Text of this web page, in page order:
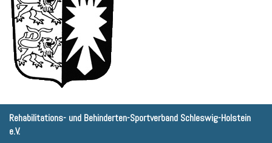
Rehabilitations- und Behinderten-Sportverband Schleswig-Holstein
e.V.